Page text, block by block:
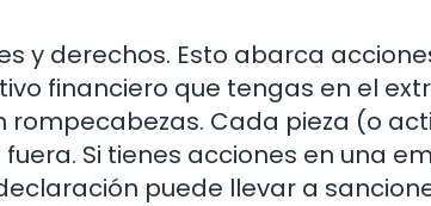
y derechos. Esto abarca
financiero que tengas en el
rompecabezas. Cada pieza (o
Si tienes acciones en una
puede llevar a